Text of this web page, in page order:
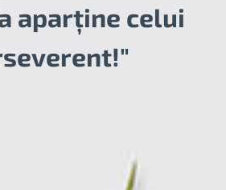
aparține celui